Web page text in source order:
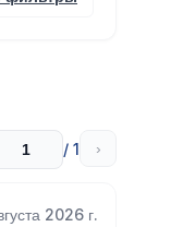
/ 1 ›
2026 г.